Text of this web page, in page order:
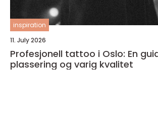
inspiration
11. July 2026
Profesjonell tattoo i Oslo: En
plassering og varig kvalitet